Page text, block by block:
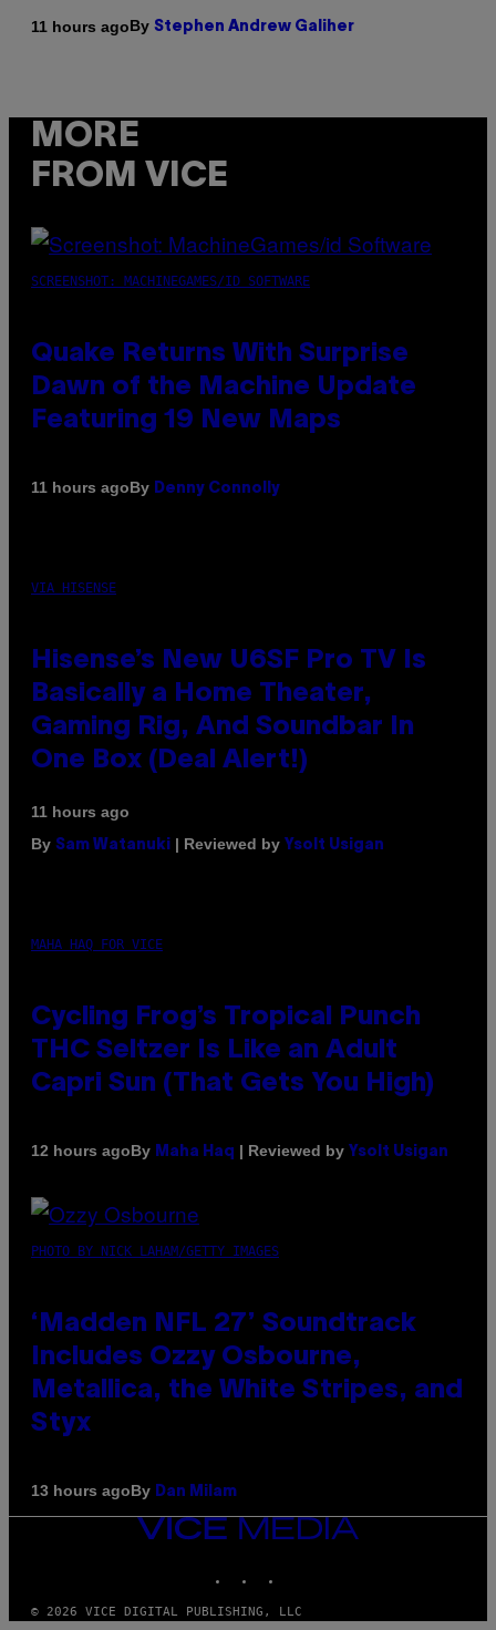
11 hours agoBy Stephen Andrew Galiher
MORE
FROM VICE
SCREENSHOT: MACHINEGAMES/ID SOFTWARE
Quake Returns With Surprise
Dawn of the Machine Update
Featuring 19 New Maps
11 hours agoBy Denny Connolly
VIA HISENSE
Hisense’s New U6SF Pro TV Is
Basically a Home Theater,
Gaming Rig, And Soundbar In
One Box (Deal Alert!)
11 hours ago
By Sam Watanuki | Reviewed by Ysolt Usigan
MAHA HAQ FOR VICE
Cycling Frog’s Tropical Punch
THC Seltzer Is Like an Adult
Capri Sun (That Gets You High)
12 hours agoBy Maha Haq | Reviewed by Ysolt Usigan
PHOTO BY NICK LAHAM/GETTY IMAGES
‘Madden NFL 27’ Soundtrack
Includes Ozzy Osbourne,
Metallica, the White Stripes, and
Styx
13 hours agoBy Dan Milam
VICE
MEDIA
© 2026 VICE DIGITAL PUBLISHING, LLC